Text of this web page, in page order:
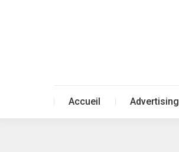
Accueil Advertising